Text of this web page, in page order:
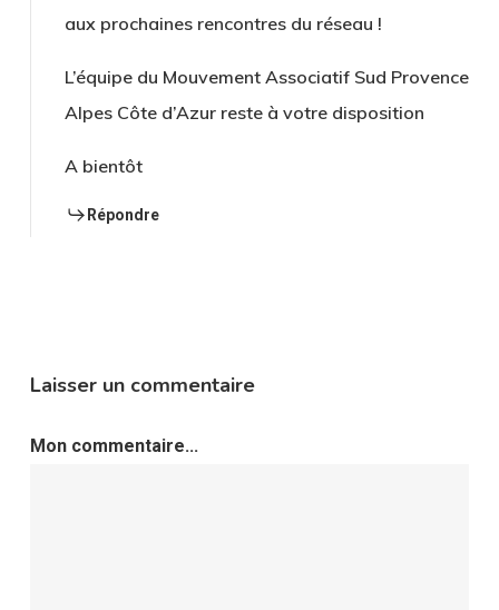
aux prochaines rencontres du réseau !
L’équipe du Mouvement Associatif Sud Provence
Alpes Côte d’Azur reste à votre disposition
A bientôt
Répondre
Laisser un commentaire
Mon commentaire...